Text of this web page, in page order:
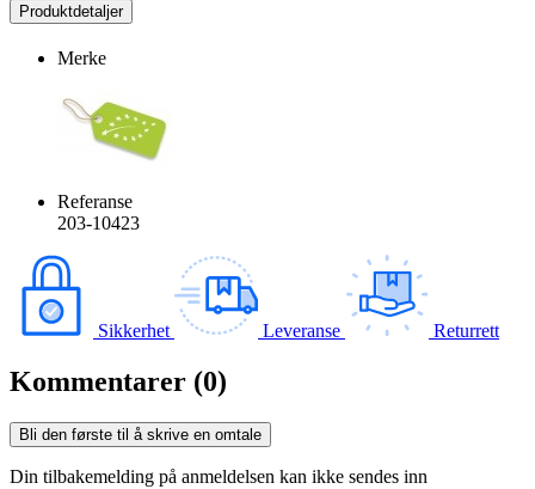
Produktdetaljer
Merke
Referanse
203-10423
Sikkerhet Leveranse Returrett
Kommentarer (0)
Bli den første til å skrive en omtale
Din tilbakemelding på anmeldelsen kan ikke sendes inn